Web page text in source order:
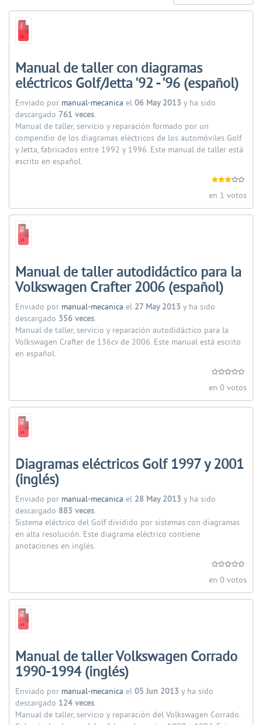
Manual de taller con diagramas
eléctricos Golf/Jetta '92 - '96 (español)
Enviado por manual-mecanica el 06 May 2013 y ha sido
descargado 761 veces.
Manual de taller, servicio y reparación formado por un
compendio de los diagramas eléctricos de los automóviles Golf
y Jetta, fabricados entre 1992 y 1996. Este manual de taller está
escrito en español.
en 1 votos
Manual de taller autodidáctico para la
Volkswagen Crafter 2006 (español)
Enviado por manual-mecanica el 27 May 2013 y ha sido
descargado 356 veces.
Manual de taller, servicio y reparación autodidáctico para la
Volkswagen Crafter de 136cv de 2006. Este manual está escrito
en español.
en 0 votos
Diagramas eléctricos Golf 1997 y 2001
(inglés)
Enviado por manual-mecanica el 28 May 2013 y ha sido
descargado 883 veces.
Sistema eléctrico del Golf dividido por sistemas con diagramas
en alta resolución. Este diagrama eléctrico contiene
anotaciones en inglés.
en 0 votos
Manual de taller Volkswagen Corrado
1990-1994 (inglés)
Enviado por manual-mecanica el 05 Jun 2013 y ha sido
descargado 124 veces.
Manual de taller, servicio y reparación del Volkswagen Corrado.